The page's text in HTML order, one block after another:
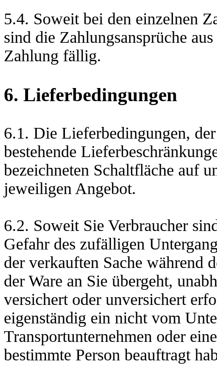
5.4. Soweit bei den einzelnen
sind die Zahlungsansprüche
Zahlung fällig.
6. Lieferbedingungen
6.1. Die Lieferbedingungen,
bestehende
bezeichneten Schaltfläche auf
jeweiligen Angebot.
6.2. Soweit Sie Verbraucher
Gefahr des zufälligen
der verkauften Sache während
der Ware an Sie übergeht,
versichert oder unversichert
eigenständig ein nicht vom
Transportunternehmen oder
bestimmte Person beauftragt